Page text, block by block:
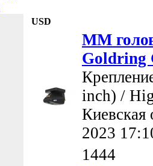
USD
MM
Goldring
inch) /
Киевская
2023
1444